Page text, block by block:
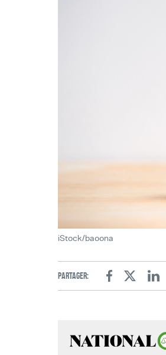
iStock/baoona
Partager:
FacebookTwitter